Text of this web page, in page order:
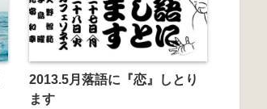
2013.5月落語に『恋』しとり
ます